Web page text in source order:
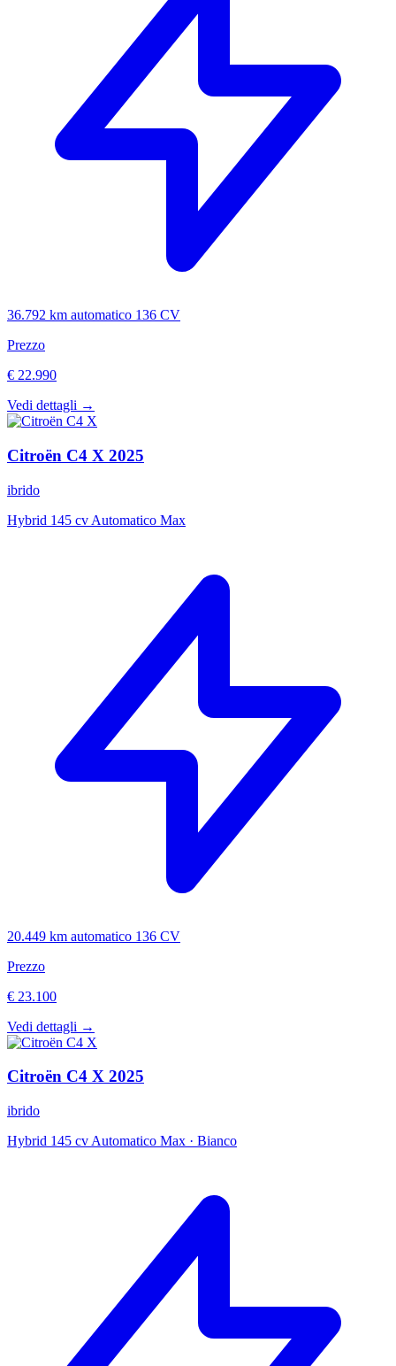
36.792 km automatico 136 CV
Prezzo
€ 22.990
Vedi dettagli →
Citroën C4 X 2025
ibrido
Hybrid 145 cv Automatico Max
20.449 km automatico 136 CV
Prezzo
€ 23.100
Vedi dettagli →
Citroën C4 X 2025
ibrido
Hybrid 145 cv Automatico Max · Bianco